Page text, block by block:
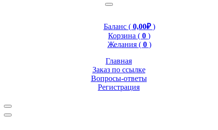
Баланс ( 0,00₽)
Корзина ( 0 )
Желания ( 0 )
Главная
Заказ по ссылке
Вопросы-ответы
Регистрация